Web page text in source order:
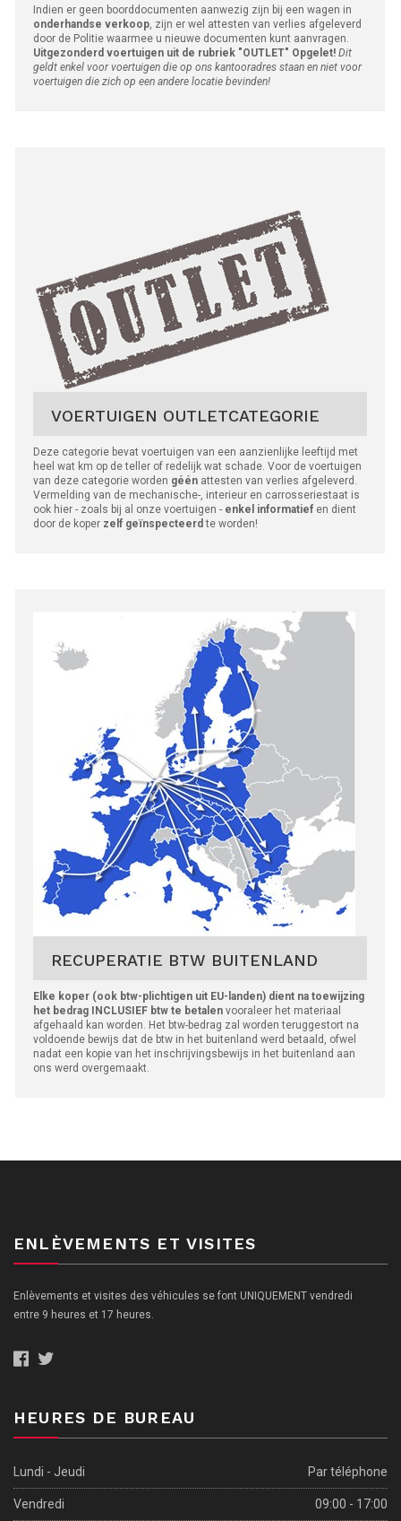
Indien er geen boorddocumenten aanwezig zijn bij een wagen in
onderhandse verkoop, zijn er wel attesten van verlies afgeleverd
door de Politie waarmee u nieuwe documenten kunt aanvragen.
Uitgezonderd voertuigen uit de rubriek "OUTLET" Opgelet! Dit
geldt enkel voor voertuigen die op ons kantooradres staan en niet voor
voertuigen die zich op een andere locatie bevinden!
VOERTUIGEN OUTLETCATEGORIE
Deze categorie bevat voertuigen van een aanzienlijke leeftijd met
heel wat km op de teller of redelijk wat schade. Voor de voertuigen
van deze categorie worden géén attesten van verlies afgeleverd.
Vermelding van de mechanische-, interieur en carrosseriestaat is
ook hier - zoals bij al onze voertuigen - enkel informatief en dient
door de koper zelf geïnspecteerd te worden!
RECUPERATIE BTW BUITENLAND
Elke koper (ook btw-plichtigen uit EU-landen) dient na toewijzing
het bedrag INCLUSIEF btw te betalen vooraleer het materiaal
afgehaald kan worden. Het btw-bedrag zal worden teruggestort na
voldoende bewijs dat de btw in het buitenland werd betaald, ofwel
nadat een kopie van het inschrijvingsbewijs in het buitenland aan
ons werd overgemaakt.
ENLÈVEMENTS ET VISITES
Enlèvements et visites des véhicules se font UNIQUEMENT vendredi
entre 9 heures et 17 heures.
HEURES DE BUREAU
Lundi - Jeudi Par téléphone
Vendredi 09:00 - 17:00